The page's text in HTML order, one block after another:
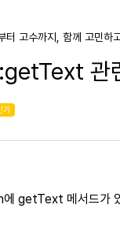
터 고수까지, 함께 고민하
관
기
getText 메서드가